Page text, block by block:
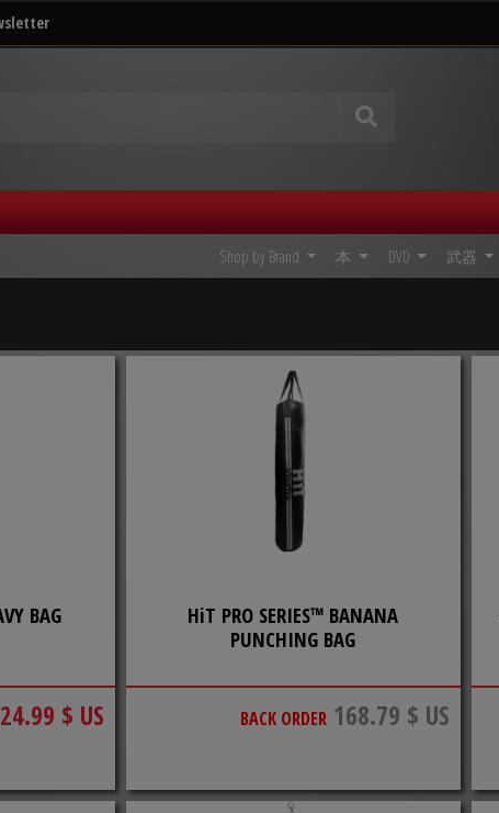
武器
DVD
本
Shop by Brand
BAG
$ US
HiT PRO SERIES™ BANANA
PUNCHING BAG
BACK ORDER 168.79 $ US